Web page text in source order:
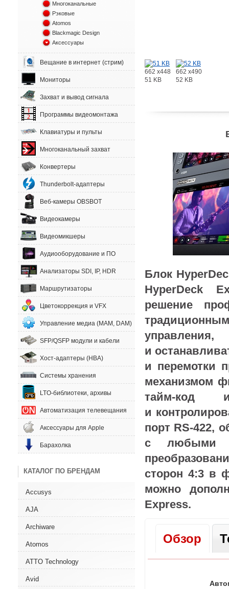
Многоканальные
Рэковые
Atomos
Blackmagic Design
Аксессуары
Вещание в интернет (стрим)
Мониторы
Захват и вывод сигнала
Программы видеомонтажа
Клавиатуры и пульты
Многоканальный захват
Конвертеры
Thunderbolt-адаптеры
Веб-камеры OBSBOT
Видеокамеры
Видеомикшеры
Аудиооборудование и ПО
Анализаторы SDI, IP, HDR
Маршрутизаторы
Цветокоррекция и VFX
Управление медиа (MAM, DAM)
SFP/QSFP модули и кабели
Хост-адаптеры (HBA)
Системы хранения
LTO-библиотеки, архивы
Автоматизация телевещания
Аксессуары для Apple
Барахолка
КАТАЛОГ ПО БРЕНДАМ
Accusys
AJA
Archiware
Atomos
ATTO Technology
Avid
662 x448
51 KB
662 x490
52 KB
Блок
HyperDeck
решение
управления,
и
и перемотки
механизмом
тайм-код и
и
порт RS‑422,
с любыми
сторон 4:3 в
можно
Express.
Обзор